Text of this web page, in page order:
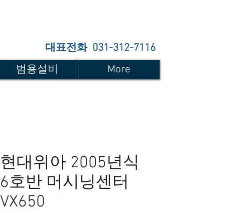
대표전화 031-312-7116
범용설비 More
현대위아 2005년식
6호반 머시닝센터
VX650